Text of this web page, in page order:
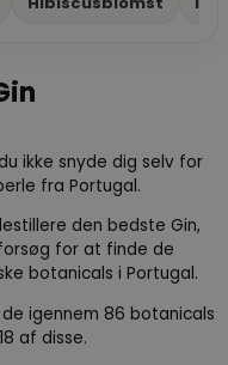
ikke snyde dig selv for
fra Portugal.
den bedste Gin,
for at finde de
botanicals i Portugal.
igennem 86 botanicals
af disse.